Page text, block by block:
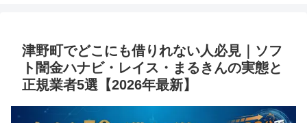
津野町でどこにも借りれない人必見｜ソフ
ト闇金ハナビ・レイス・まるきんの実態と
正規業者5選【2026年最新】